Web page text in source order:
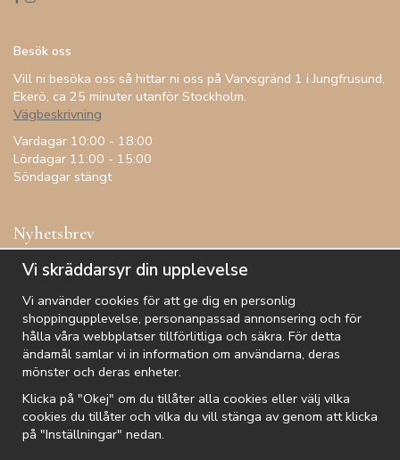
Besök oss
Vill ni besöka oss så hittar ni oss på Varvsgränd 1 i Jungfrusund,
Ekerö, ca 25 minuter utanför Stockholm.
Vägbeskrivning
Vardagar 10:00 - 18:00
Lördagar 11:00 - 15:00
Söndagar stängt
Nyhetsbrev
Få inspiration, förtur till kampanjer, specialerbjudanden och
De uppgifter du matar in kommer endast användas till våra nyhetsbrev.
Vi skräddarsyr din upplevelse
Vi använder cookies för att ge dig en personlig
shoppingupplevelse, personanpassad annonsering och för
hålla våra webbplatser tillförlitliga och säkra. För detta
ändamål samlar vi in information om användarna, deras
mönster och deras enheter.
Klicka på "Okej" om du tillåter alla cookies eller välj vilka
cookies du tillåter och vilka du vill stänga av genom att klicka
på "Inställningar" nedan.